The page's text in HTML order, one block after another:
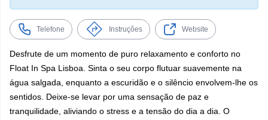
Telefone Instruções Website
Desfrute de um momento de puro relaxamento e conforto no
Float In Spa Lisboa. Sinta o seu corpo flutuar suavemente na
água salgada, enquanto a escuridão e o silêncio envolvem-lhe os
sentidos. Deixe-se levar por uma sensação de paz e
tranquilidade, aliviando o stress e a tensão do dia a dia. O